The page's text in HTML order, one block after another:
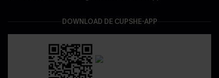
DOWNLOAD DE CUPSHE-APP